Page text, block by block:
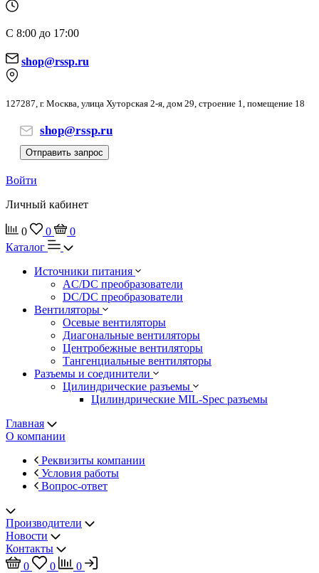
С 8:00 до 17:00
shop@rssp.ru
127287, г. Москва, улица Хуторская 2-я, дом 29, строение 1, помещение 18
shop@rssp.ru
Отправить запрос
Войти
Личный кабинет
0 0
0
Каталог
Источники питания
AC/DC преобразователи
DC/DC преобразователи
Вентиляторы
Осевые вентиляторы
Диагональные вентиляторы
Центробежные вентиляторы
Тангенциальные вентиляторы
Разъемы и соединители
Цилиндрические разъемы
Цилиндрические MIL-Spec разъемы
Главная
О компании
Реквизиты компании
Условия работы
Вопрос-ответ
Производители
Новости
Контакты
0
0
0